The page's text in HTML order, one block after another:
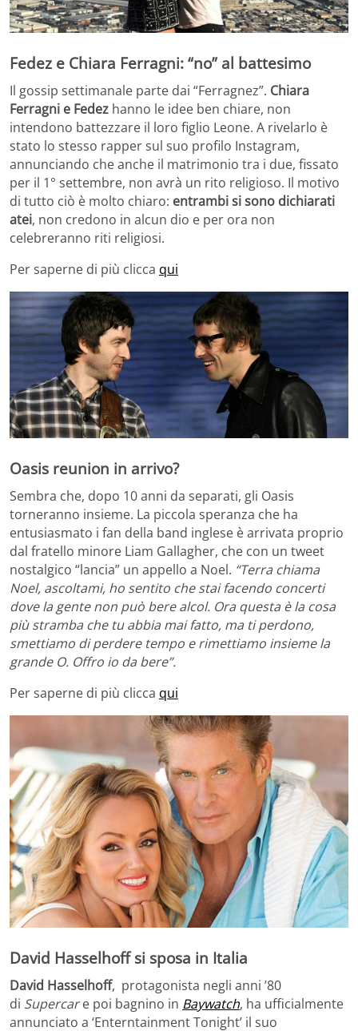
Fedez e Chiara Ferragni: “no” al battesimo
Il gossip settimanale parte dai “Ferragnez”. Chiara
Ferragni e Fedez hanno le idee ben chiare, non
intendono battezzare il loro figlio Leone. A rivelarlo è
stato lo stesso rapper sul suo profilo Instagram,
annunciando che anche il matrimonio tra i due, fissato
per il 1° settembre, non avrà un rito religioso. Il motivo
di tutto ciò è molto chiaro: entrambi si sono dichiarati
atei, non credono in alcun dio e per ora non
celebreranno riti religiosi.
Per saperne di più clicca qui
Oasis reunion in arrivo?
Sembra che, dopo 10 anni da separati, gli Oasis
torneranno insieme. La piccola speranza che ha
entusiasmato i fan della band inglese è arrivata proprio
dal fratello minore Liam Gallagher, che con un tweet
nostalgico “lancia” un appello a Noel. “Terra chiama
Noel, ascoltami, ho sentito che stai facendo concerti
dove la gente non può bere alcol. Ora questa è la cosa
più stramba che tu abbia mai fatto, ma ti perdono,
smettiamo di perdere tempo e rimettiamo insieme la
grande O. Offro io da bere”.
Per saperne di più clicca qui
David Hasselhoff si sposa in Italia
David Hasselhoff, protagonista negli anni ’80
di Supercare poi bagnino in Baywatch, ha ufficialmente
annunciato a ‘Enterntainment Tonight’ il suo